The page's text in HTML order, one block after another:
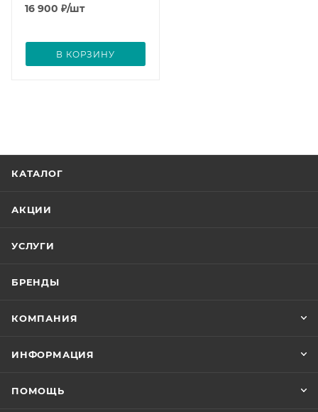
16 900 ₽/шт
В КОРЗИНУ
КАТАЛОГ
АКЦИИ
УСЛУГИ
БРЕНДЫ
КОМПАНИЯ
ИНФОРМАЦИЯ
ПОМОЩЬ